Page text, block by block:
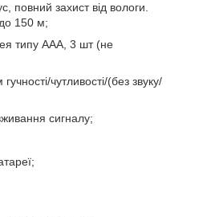
повний захист від вологи.
150 м;
типу ААА, 3 шт (не
чутливості/(без звуку/
сигналу;